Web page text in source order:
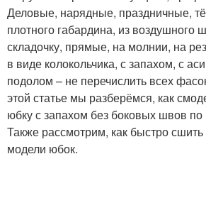
Деловые, нарядные, праздничные,
плотного габардина, из воздушного
складочку, прямые, на молнии, на
в виде колокольчика, с запахом, с
подолом – не перечислить всех
этой статье мы разберёмся, как
юбку с запахом без боковых швов по
Также рассмотрим, как быстро
модели юбок.